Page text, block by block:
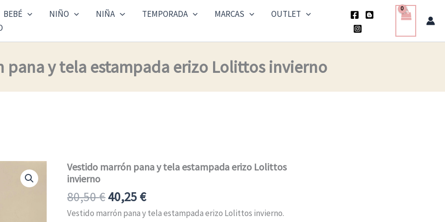
BEBÉ NIÑO NIÑA TEMPORADA MARCAS
OUTLET
pana y tela estampada erizo Lolittos invierno
Vestido marrón pana y tela estampada erizo Lolittos
invierno
80,50€
El
original
era:
40,25€
El
actual
es:
Vestido marrón pana y tela estampada erizo Lolittos invierno.
Vestido
marrón
pana
y
estampada
era: